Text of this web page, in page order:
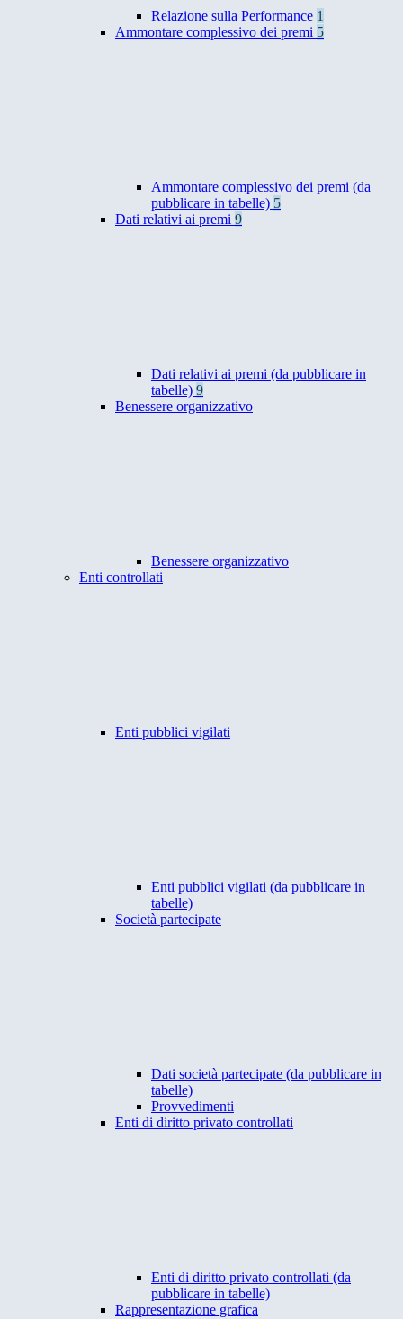
Relazione sulla Performance 1
Ammontare complessivo dei premi 5
Ammontare complessivo dei premi (da
pubblicare in tabelle) 5
Dati relativi ai premi 9
Dati relativi ai premi (da pubblicare in
tabelle) 9
Benessere organizzativo
Benessere organizzativo
Enti controllati
Enti pubblici vigilati
Enti pubblici vigilati (da pubblicare in
tabelle)
Società partecipate
Dati società partecipate (da pubblicare in
tabelle)
Provvedimenti
Enti di diritto privato controllati
Enti di diritto privato controllati (da
pubblicare in tabelle)
Rappresentazione grafica